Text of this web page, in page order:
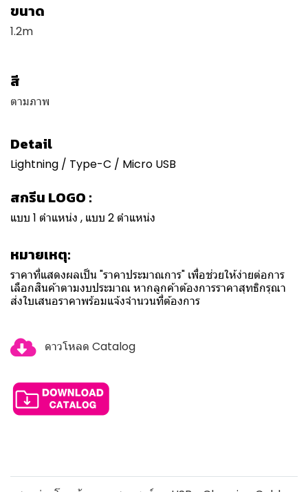
ขนาด
1.2m
สี
ตามภาพ
Detail
Lightning / Type-C / Micro USB
สกรีน LOGO :
แบบ 1 ตำแหน่ง , แบบ 2 ตำแหน่ง
หมายเหตุ:
ราคาที่แสดงผลเป็น "ราคาประมาณการ" เพื่อช่วยให้ง่ายต่อการ
เลือกสินค้าตามงบประมาณ หากลูกค้าต้องการราคาสุทธิกรุณา
ส่งใบเสนอราคาพร้อมแจ้งจำนวนที่ต้องการ
ดาวโหลด Catalog